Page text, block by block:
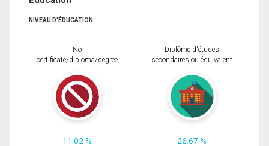
NIVEAU D'ÉDUCATION
No
certificate/diploma/degree
11.02 %
Diplôme d'études
secondaires ou équivalent
26.67 %